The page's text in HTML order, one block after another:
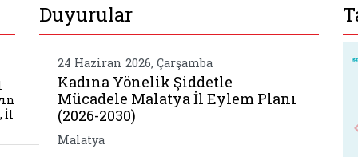
ve sosyal hizmetler il muduru sayin
İl
Duyurular
24 Haziran 2026, Çarşamba
Kadına Yönelik Şiddetle
Mücadele Malatya İl Eylem Planı
(2026-2030)
Malatya